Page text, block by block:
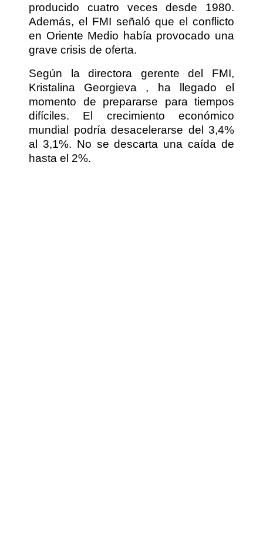
producido cuatro veces desde 1980.
Además, el FMI señaló que el conflicto
en Oriente Medio había provocado una
grave crisis de oferta.
Según la directora gerente del FMI,
Kristalina Georgieva , ha llegado el
momento de prepararse para tiempos
difíciles. El crecimiento económico
mundial podría desacelerarse del 3,4%
al 3,1%. No se descarta una caída de
hasta el 2%.